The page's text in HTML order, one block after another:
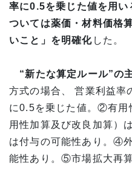
率に0.5を乗じた値を用
ついては薬価・材料価格
いこと」を明確化 した。
“新たな算定ルール”の
方式の場合、 営業利益率
に0.5を乗じた値。②有用
用性加算及び改良加算）
は付与の可能性あり。④
能性あり。⑤市場拡大再